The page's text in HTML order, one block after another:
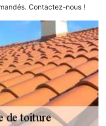
Contactez-nous !